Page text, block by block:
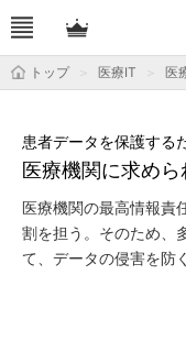
トップ 医療IT 医
医療機関に求め
患者データを保護する
医療機関の最高情報責
割を担う。そのため、
て、データの侵害を防